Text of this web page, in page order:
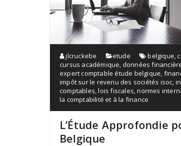
jlcruckebe etude belgique,
cursus académique, données
expert comptable étude belgique,
impôt sur le revenu des sociétés isoc,
comptables,lois fiscales,normes
la comptabilité et à la finance
L’Étude Approfondie
Belgique